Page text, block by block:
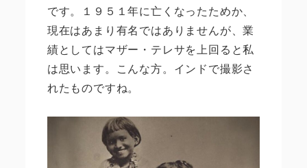
です。１９５１年に亡くなったためか、
現在はあまり有名ではありませんが、業
績としてはマザー・テレサを上回ると私
は思います。こんな方。インドで撮影さ
れたものですね。